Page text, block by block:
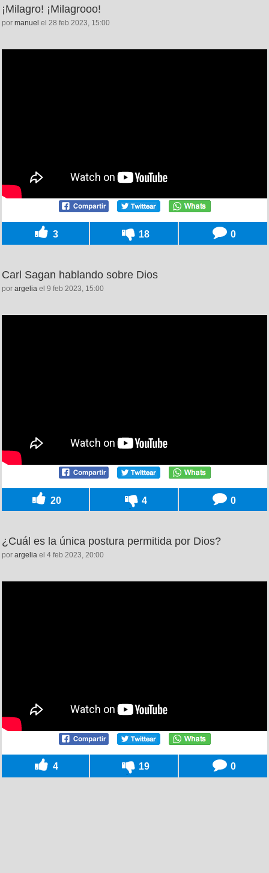
¡Milagro! ¡Milagrooo!
por manuel el 28 feb 2023, 15:00
3 18 0
Carl Sagan hablando sobre Dios
por argelia el 9 feb 2023, 15:00
20 4 0
¿Cuál es la única postura permitida por Dios?
por argelia el 4 feb 2023, 20:00
4 19 0